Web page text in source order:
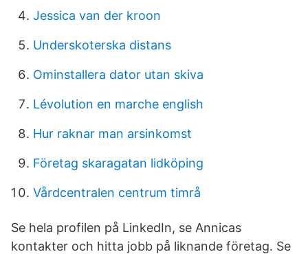
Jessica van der kroon
Underskoterska distans
Ominstallera dator utan skiva
Lévolution en marche english
Hur raknar man arsinkomst
Företag skaragatan lidköping
Vårdcentralen centrum timrå
Se hela profilen på LinkedIn, se Annicas
kontakter och hitta jobb på liknande företag. Se